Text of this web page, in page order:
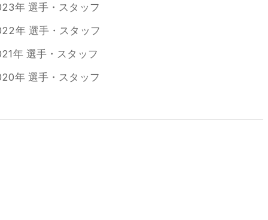
年 選手・スタッフ
年 選手・スタッフ
年 選手・スタッフ
年 選手・スタッフ